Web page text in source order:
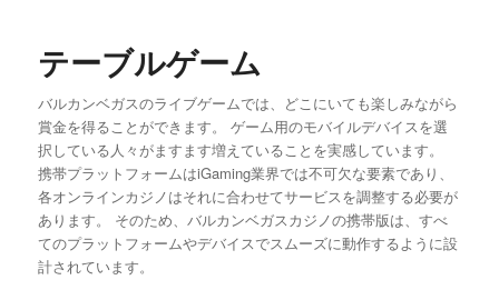
テーブルゲーム
バルカンベガスのライブゲームでは、どこにいても楽しみながら
賞金を得ることができます。 ゲーム用のモバイルデバイスを選
択している人々がますます増えていることを実感しています。
携帯プラットフォームはiGaming業界では不可欠な要素であり、
各オンラインカジノはそれに合わせてサービスを調整する必要が
あります。 そのため、バルカンベガスカジノの携帯版は、すべ
てのプラットフォームやデバイスでスムーズに動作するように設
計されています。